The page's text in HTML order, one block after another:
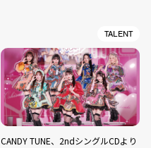
TALENT
CANDY TUNE、2ndシングルCDより